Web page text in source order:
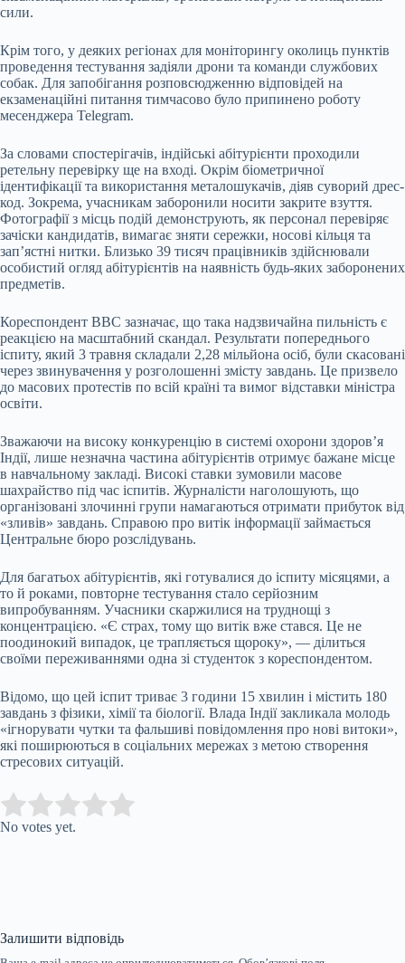
сили.
Крім того, у деяких регіонах для моніторингу околиць пунктів
проведення тестування задіяли дрони та команди службових
собак. Для запобігання розповсюдженню відповідей на
екзаменаційні питання тимчасово було припинено роботу
месенджера Telegram.
За словами спостерігачів, індійські абітурієнти проходили
ретельну перевірку ще на вході. Окрім біометричної
ідентифікації та використання металошукачів, діяв суворий дрес-
код. Зокрема, учасникам заборонили носити закрите взуття.
Фотографії з місць подій демонструють, як персонал перевіряє
зачіски кандидатів, вимагає зняти сережки, носові кільця та
зап’ястні нитки. Близько 39 тисяч працівників здійснювали
особистий огляд абітурієнтів на наявність будь-яких заборонених
предметів.
Кореспондент BBC зазначає, що така надзвичайна пильність є
реакцією на масштабний скандал. Результати попереднього
іспиту, який 3 травня складали 2,28 мільйона осіб, були скасовані
через звинувачення у розголошенні змісту завдань. Це призвело
до масових протестів по всій країні та вимог відставки міністра
освіти.
Зважаючи на високу конкуренцію в системі охорони здоров’я
Індії, лише незначна частина абітурієнтів отримує бажане місце
в навчальному закладі. Високі ставки зумовили масове
шахрайство під час іспитів. Журналісти наголошують, що
організовані злочинні групи намагаються отримати прибуток від
«зливів» завдань. Справою про витік інформації займається
Центральне бюро розслідувань.
Для багатьох абітурієнтів, які готувалися до іспиту місяцями, а
то й роками, повторне тестування стало серйозним
випробуванням. Учасники скаржилися на труднощі з
концентрацією. «Є страх, тому що витік вже стався. Це не
поодинокий випадок, це трапляється щороку», — ділиться
своїми переживаннями одна зі студенток з кореспондентом.
Відомо, що цей іспит триває 3 години 15 хвилин і містить 180
завдань з фізики, хімії та біології. Влада Індії закликала молодь
«ігнорувати чутки та фальшиві повідомлення про нові витоки»,
які поширюються в соціальних мережах з метою створення
стресових ситуацій.
Rate this item:
No votes yet.
Залишити відповідь